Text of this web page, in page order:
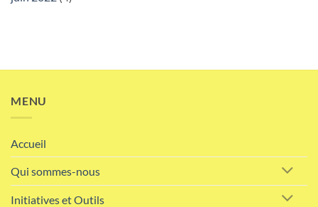
MENU
Accueil
Qui sommes-nous
Initiatives et Outils